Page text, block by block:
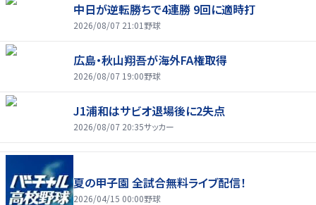
中日が逆転勝ちで4連勝 9回に適時打
2026/08/07 21:01 野球
広島・秋山翔吾が海外FA権取得
2026/08/07 19:00野球
J1浦和はサビオ退場後に2失点
2026/08/07 20:35サッカー
夏の甲子園 全試合無料ライブ配信！
2026/04/15 00:00野球